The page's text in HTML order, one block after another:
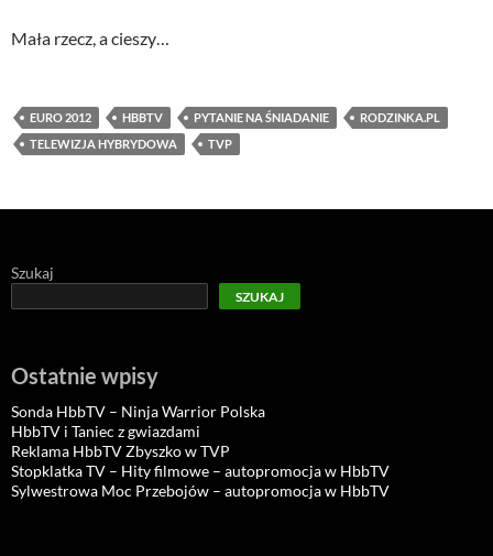
Mała rzecz, a cieszy…
EURO 2012 HBBTV PYTANIE NA ŚNIADANIE
RODZINKA.PL
TELEWIZJA HYBRYDOWA
TVP
Szukaj
SZUKAJ
Ostatnie wpisy
Sonda HbbTV – Ninja Warrior Polska
HbbTV i Taniec z gwiazdami
Reklama HbbTV Zbyszko w TVP
Stopklatka TV – Hity filmowe – autopromocja w HbbTV
Sylwestrowa Moc Przebojów – autopromocja w HbbTV